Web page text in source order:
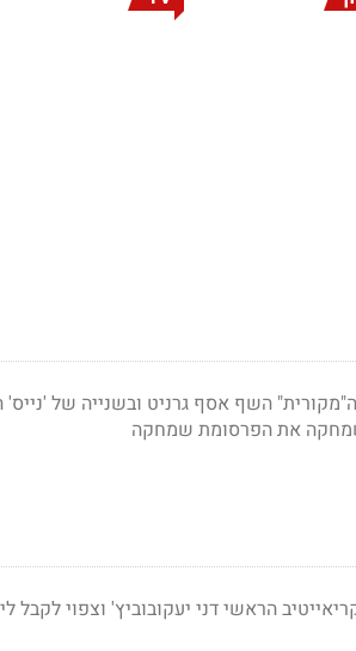
ה"מקורית" השף אסף גרניט ובשנייה של
שמחקה את הפרסומת שמחקה
הראשי דני יעקובוביץ' וצפוי לקבל